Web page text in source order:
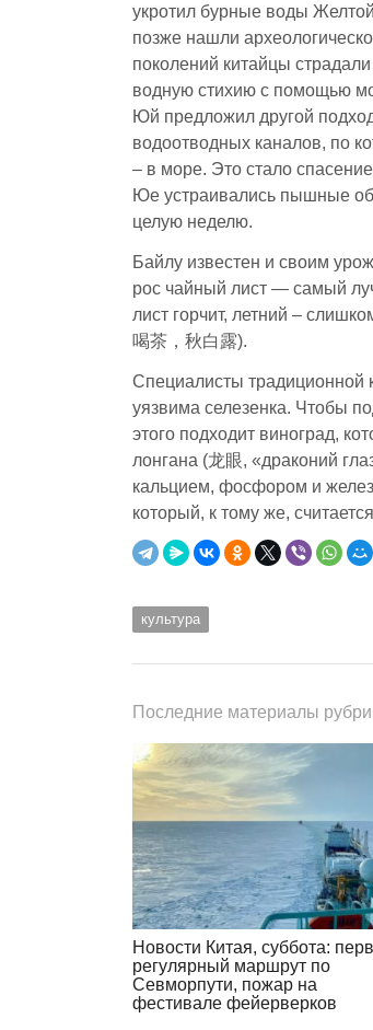
укротил бурные воды
позже нашли
поколений китайцы
водную стихию с помощью
Юй предложил другой
водоотводных каналов, по
– в море. Это стало
Юе устраивались пышные
целую неделю.
Байлу известен и своим
рос чайный лист — самый
лист горчит, летний –
喝茶，秋白露).
Специалисты традиционной
уязвима селезенка. Чтобы
этого подходит виноград,
лонгана (龙眼, «драконий
кальцием, фосфором и
который, к тому же,
культура
Последние материалы
Новости Китая, суббота:
регулярный маршрут по
Севморпути, пожар на
фестивале фейерверков